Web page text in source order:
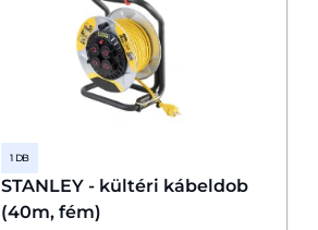
1 DB
STANLEY - kültéri kábeldob
(40m, fém)